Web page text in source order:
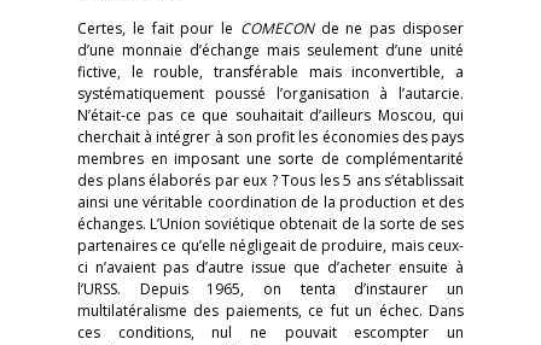
Certes, le fait pour le COMECONde ne pas disposer
d’une monnaie d’échange mais seulement d’une unité
fictive, le rouble, transférable mais inconvertible, a
systématiquement poussé l’organisation à l’autarcie.
N’était-ce pas ce que souhaitait d’ailleurs Moscou, qui
cherchait à intégrer à son profit les économies des pays
membres en imposant une sorte de complémentarité
des plans élaborés par eux ? Tous les 5 ans s’établissait
ainsi une véritable coordination de la production et des
échanges. L’Union soviétique obtenait de la sorte de ses
partenaires ce qu’elle négligeait de produire, mais ceux-
ci n’avaient pas d’autre issue que d’acheter ensuite à
l’URSS. Depuis 1965, on tenta d’instaurer un
multilatéralisme des paiements, ce fut un échec. Dans
ces conditions, nul ne pouvait escompter un